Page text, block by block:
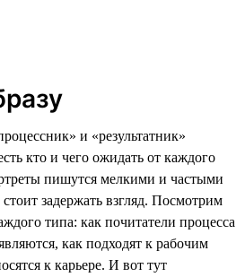
и «результатник»
кто и чего ожидать от каждого
пишутся мелкими и частыми
задержать взгляд. Посмотрим
типа: как почитатели процесса
как подходят к рабочим
к карьере. И вот тут